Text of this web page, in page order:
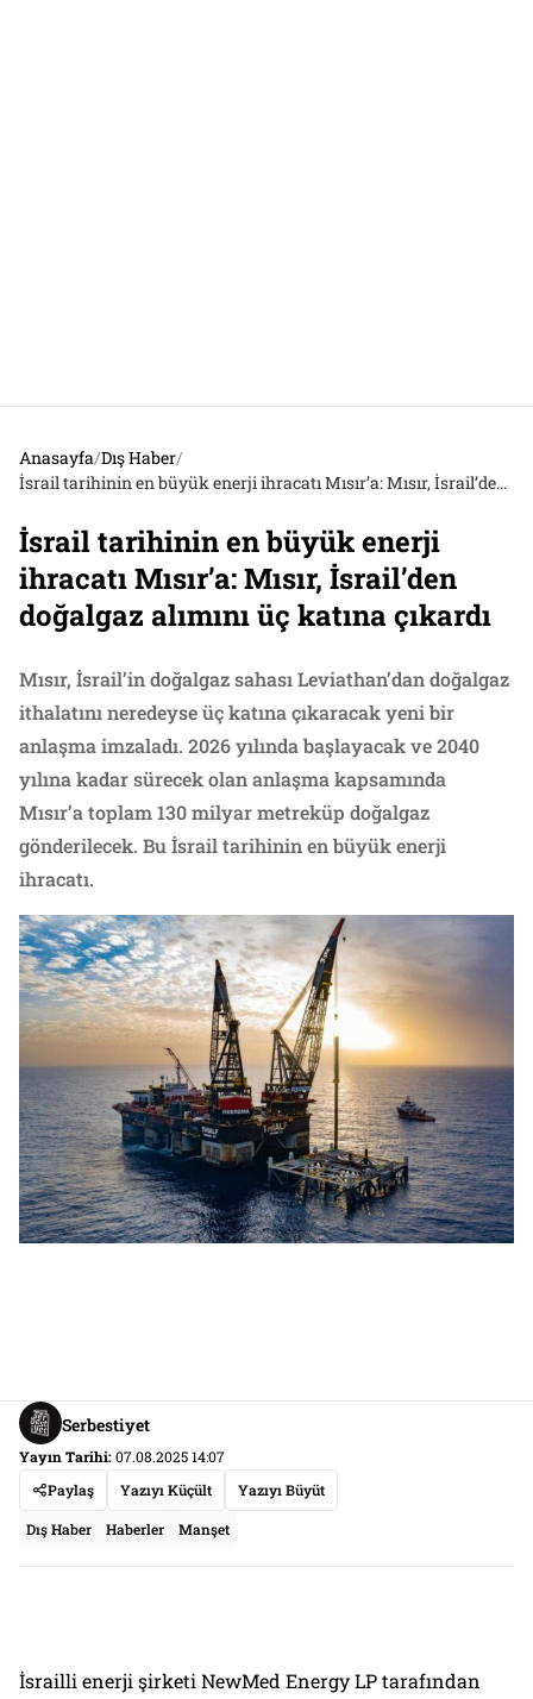
Anasayfa/Dış Haber/
İsrail tarihinin en büyük enerji ihracatı Mısır’a: Mısır, İsrail’den doğalgaz alımını üç katına çıkardı
İsrail tarihinin en büyük enerji
ihracatı Mısır’a: Mısır, İsrail’den
doğalgaz alımını üç katına çıkardı
Mısır, İsrail’in doğalgaz sahası Leviathan’dan doğalgaz
ithalatını neredeyse üç katına çıkaracak yeni bir
anlaşma imzaladı. 2026 yılında başlayacak ve 2040
yılına kadar sürecek olan anlaşma kapsamında
Mısır’a toplam 130 milyar metreküp doğalgaz
gönderilecek. Bu İsrail tarihinin en büyük enerji
ihracatı.
Serbestiyet
Yayın Tarihi:07.08.2025 14:07
Paylaş
Yazıyı Küçült Yazıyı Büyüt
Dış Haber Haberler Manşet
İsrailli enerji şirketi NewMed Energy LP tarafından